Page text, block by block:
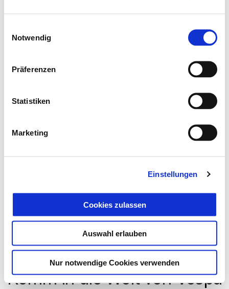
Notwendig
Präferenzen
Statistiken
Marketing
Einstellungen
Cookies zulassen
Auswahl erlauben
Nur notwendige Cookies verwenden
Vespa GTV Officina 8 310
€ 8.399
Komm in die Welt von Vespa